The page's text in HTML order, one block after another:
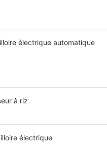
électrique automatique
à riz
électrique